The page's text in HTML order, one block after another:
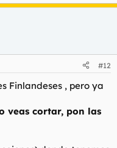
#12
Finlandeses , pero ya
veas cortar, pon las